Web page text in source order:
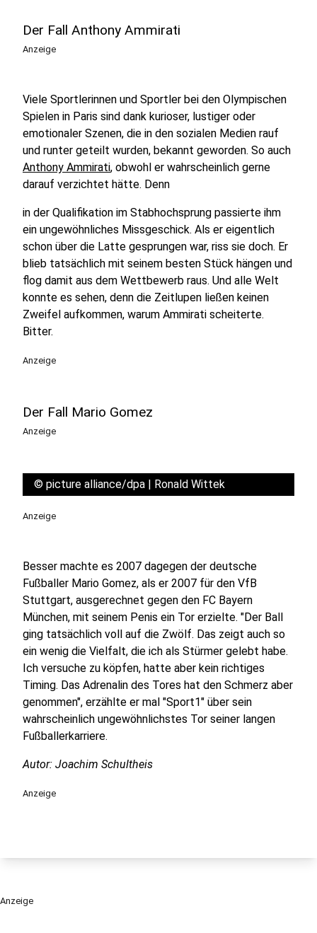
Der Fall Anthony Ammirati
Anzeige
Viele Sportlerinnen und Sportler bei den Olympischen
Spielen in Paris sind dank kurioser, lustiger oder
emotionaler Szenen, die in den sozialen Medien rauf
und runter geteilt wurden, bekannt geworden. So auch
Anthony Ammirati, obwohl er wahrscheinlich gerne
darauf verzichtet hätte. Denn
in der Qualifikation im Stabhochsprung passierte ihm
ein ungewöhnliches Missgeschick. Als er eigentlich
schon über die Latte gesprungen war, riss sie doch. Er
blieb tatsächlich mit seinem besten Stück hängen und
flog damit aus dem Wettbewerb raus. Und alle Welt
konnte es sehen, denn die Zeitlupen ließen keinen
Zweifel aufkommen, warum Ammirati scheiterte.
Bitter.
Anzeige
Der Fall Mario Gomez
Anzeige
© picture alliance/dpa | Ronald Wittek
Anzeige
Besser machte es 2007 dagegen der deutsche
Fußballer Mario Gomez, als er 2007 für den VfB
Stuttgart, ausgerechnet gegen den FC Bayern
München, mit seinem Penis ein Tor erzielte. "Der Ball
ging tatsächlich voll auf die Zwölf. Das zeigt auch so
ein wenig die Vielfalt, die ich als Stürmer gelebt habe.
Ich versuche zu köpfen, hatte aber kein richtiges
Timing. Das Adrenalin des Tores hat den Schmerz aber
genommen", erzählte er mal "Sport1" über sein
wahrscheinlich ungewöhnlichstes Tor seiner langen
Fußballerkarriere.
Autor: Joachim Schultheis
Anzeige
Anzeige